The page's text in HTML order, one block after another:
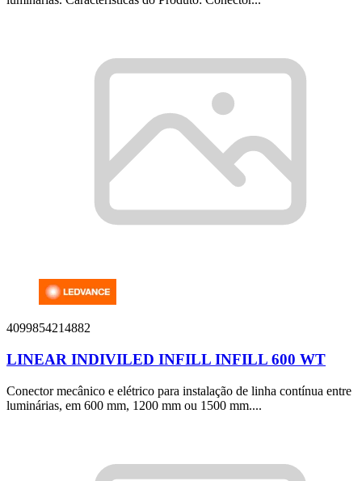
4099854214882
LINEAR INDIVILED INFILL INFILL 600 WT
Conector mecânico e elétrico para instalação de linha contínua entre
luminárias, em 600 mm, 1200 mm ou 1500 mm....